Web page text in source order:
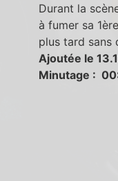
Durant la
à fumer sa
plus tard sans
Ajoutée le
Minutage :